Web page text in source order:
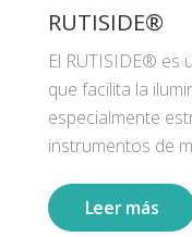
RUTISIDE®
El RUTISIDE® es
que facilita la
especialmente
instrumentos de
Leer más